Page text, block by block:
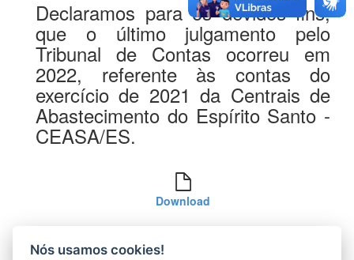
Declaramos para os devidos fins,
que o último julgamento pelo
Tribunal de Contas ocorreu em
2022, referente às contas do
exercício de 2021 da Centrais de
Abastecimento do Espírito Santo -
CEASA/ES.
Download
Nós usamos cookies!